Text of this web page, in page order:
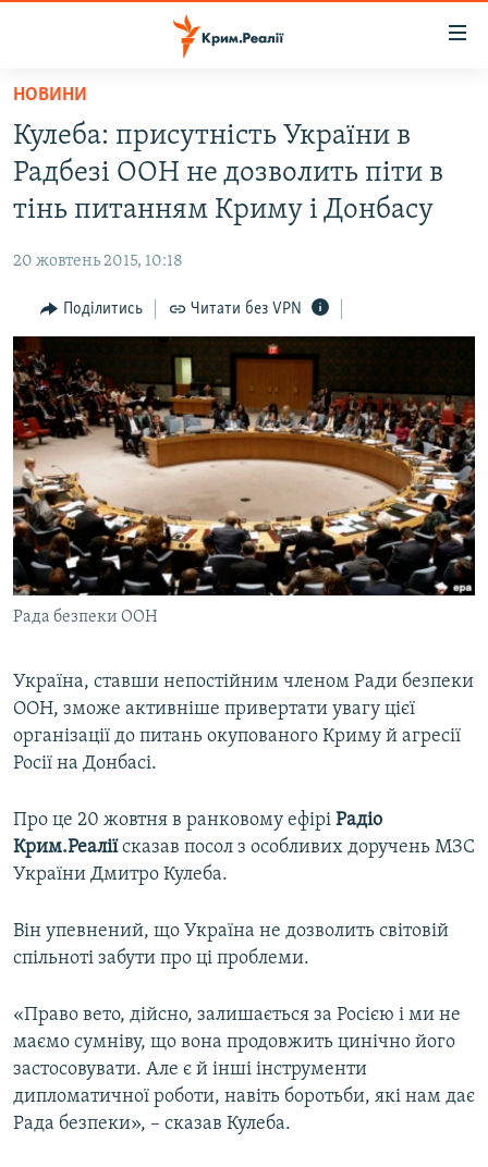
Перейти
основного
матеріалу
Перейти
до
основної
Перейти
до
пошуку
НОВИНИ
ВОДА.КРИМ
ВІДЕО ТА ФОТО
БЛОГИ
ПОГЛЯД
ІНТЕРВ'Ю
ВСЕ ЗА ДЕНЬ
СПЕЦПРОЕКТИ
ДЕПОРТАЦІЯ
ВІДЕОУРОКИ «ELIFBE»
СВІДЧЕННЯ ОКУПАЦІЇ
УКРАЇНСЬКА ПРОБЛЕМА КРИМУ
ІНФОГРАФІКА
ЯК ОБІЙТИ БЛОКУВАННЯ
Русский
Qırımtatar
ДОЛУЧАЙСЯ!
Усі сайти RFE/RL
НОВИНИ
Кулеба: присутність України в
Радбезі ООН не дозволить піти в
тінь питанням Криму і Донбасу
20 жовтень 2015, 10:18
Поділитись Читати без VPN
Рада безпеки ООН
Україна, ставши непостійним членом Ради безпеки
ООН, зможе активніше привертати увагу цієї
організації до питань окупованого Криму й агресії
Росії на Донбасі.
Про це 20 жовтня в ранковому ефірі Радіо
Крим.Реаліїсказав посол з особливих доручень МЗС
України Дмитро Кулеба.
Він упевнений, що Україна не дозволить світовій
спільноті забути про ці проблеми.
«Право вето, дійсно, залишається за Росією і ми не
маємо сумніву, що вона продовжить цинічно його
застосовувати. Але є й інші інструменти
дипломатичної роботи, навіть боротьби, які нам дає
Рада безпеки», – сказав Кулеба.